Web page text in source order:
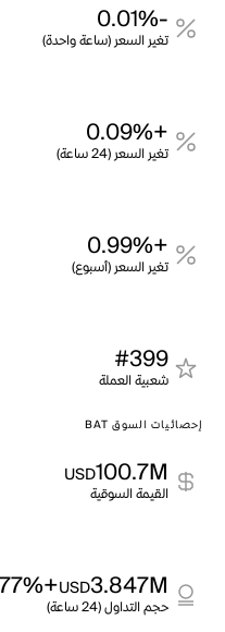
-0.01%
تغير السعر (ساعة واحدة)
+0.09%
تغير السعر (24 ساعة)
+0.99%
تغير السعر (أسبوع)
#399
شعبية العملة
إحصائيات السوق BAT
100.7M
USD
القيمة السوقية
3.847M
USD
+1.77%
حجم التداول (24 ساعة)